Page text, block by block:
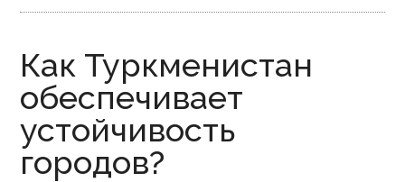
Как Туркменистан
обеспечивает
устойчивость
городов?